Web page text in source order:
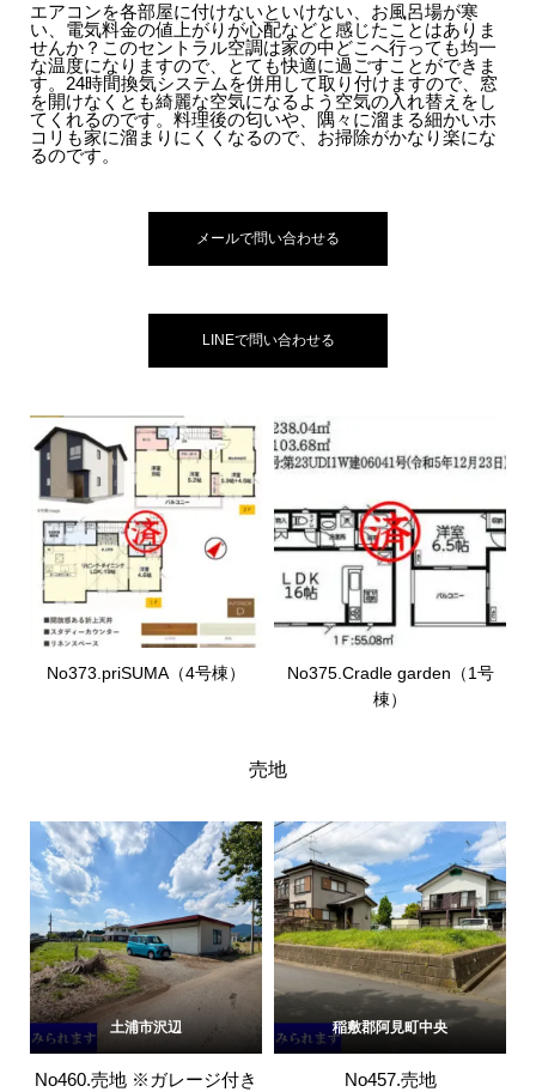
エアコンを各部屋に付けないといけない、お風呂場が寒
い、電気料金の値上がりが心配などと感じたことはありま
せんか？このセントラル空調は家の中どこへ行っても均一
な温度になりますので、とても快適に過ごすことができま
す。24時間換気システムを併用して取り付けますので、窓
を開けなくとも綺麗な空気になるよう空気の入れ替えをし
てくれるのです。料理後の匂いや、隅々に溜まる細かいホ
コリも家に溜まりにくくなるので、お掃除がかなり楽にな
るのです。
メールで問い合わせる
LINEで問い合わせる
No373.priSUMA（4号棟）
No375.Cradle garden（1号
棟）
売地
土浦市沢辺
No460.売地 ※ガレージ付き
稲敷郡阿見町中央
No457.売地